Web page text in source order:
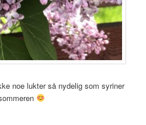
noe lukter så nydelig som syriner